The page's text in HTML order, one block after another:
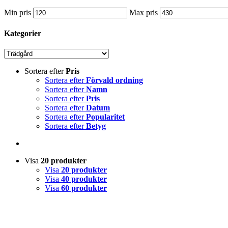
Min pris Max pris
Kategorier
Sortera efterPris
Sortera efterFörvald ordning
Sortera efterNamn
Sortera efterPris
Sortera efterDatum
Sortera efterPopularitet
Sortera efterBetyg
Visa 20 produkter
Visa 20 produkter
Visa 40 produkter
Visa 60 produkter